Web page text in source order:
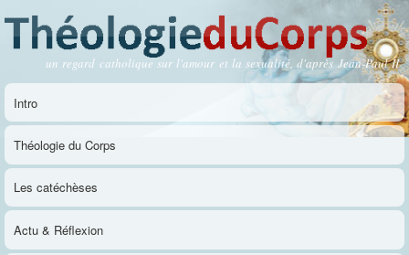
contenu
principal
Théologie du Corps
un regard catholique sur l'amour et la sexualité, d'après Jean-Paul II
Menu principal
Intro
Théologie du Corps
Les catéchèses
Actu & Réflexion